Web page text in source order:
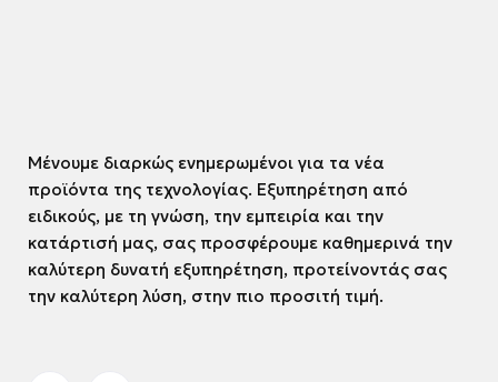
Μένουμε διαρκώς ενημερωμένοι για τα νέα
προϊόντα της τεχνολογίας. Εξυπηρέτηση από
ειδικούς, με τη γνώση, την εμπειρία και την
κατάρτισή μας, σας προσφέρουμε καθημερινά την
καλύτερη δυνατή εξυπηρέτηση, προτείνοντάς σας
την καλύτερη λύση, στην πιο προσιτή τιμή.